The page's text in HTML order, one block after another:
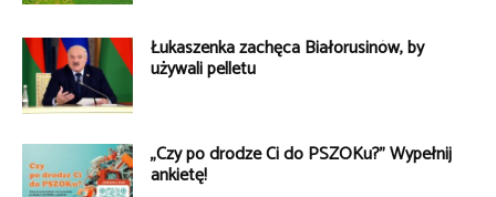
Łukaszenka zachęca Białorusinów, by
używali pelletu
„Czy po drodze Ci do PSZOKu?” Wypełnij
ankietę!